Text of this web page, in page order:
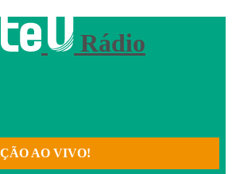
Rádio
AO VIVO!